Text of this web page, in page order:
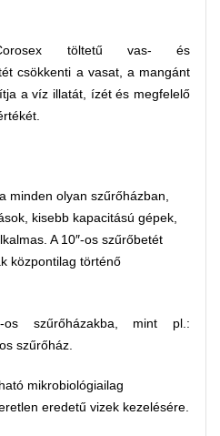
töltetű vas- és
csökkenti a vasat, a mangánt
a víz illatát, ízét és megfelelő
minden olyan szűrőházban,
kisebb kapacitású gépek,
A 10″-os szűrőbetét
központilag történő
os szűrőházakba, mint pl.:
szűrőház.
mikrobiológiailag
eredetű vizek kezelésére.